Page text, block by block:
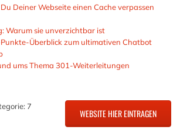
Deiner Webseite einen Cache verpassen
Warum sie unverzichtbar ist
Überblick zum ultimativen Chatbot
ums Thema 301-Weiterleitungen
7